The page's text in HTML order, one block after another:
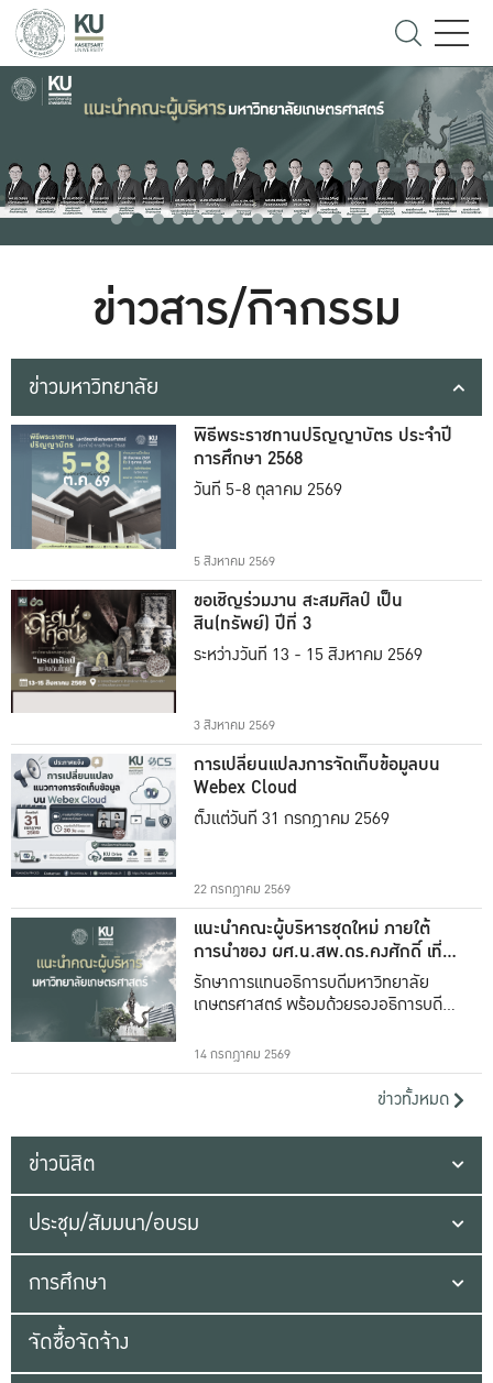
ข่าวสาร/กิจกรรม
ข่าวมหาวิทยาลัย
พิธีพระราชทานปริญญาบัตร ประจำปี
การศึกษา 2568
วันที่ 5-8 ตุลาคม 2569
5 สิงหาคม 2569
ขอเชิญร่วมงาน สะสมศิลป์ เป็น
สิน(ทรัพย์) ปีที่ 3
ระหว่างวันที่ 13 - 15 สิงหาคม 2569
3 สิงหาคม 2569
การเปลี่ยนแปลงการจัดเก็บข้อมูลบน
Webex Cloud
ตั้งแต่วันที่ 31 กรกฎาคม 2569
22 กรกฎาคม 2569
แนะนำคณะผู้บริหารชุดใหม่ ภายใต้
การนำของ ผศ.น.สพ.ดร.คงศักดิ์ เที่ยง
ธรรม
รักษาการแทนอธิการบดีมหาวิทยาลัย
เกษตรศาสตร์ พร้อมด้วยรองอธิการบดีทั้ง
14 กรกฎาคม 2569
ข่าวทั้งหมด
ข่าวนิสิต
ประชุม/สัมมนา/อบรม
การศึกษา
จัดซื้อจัดจ้าง